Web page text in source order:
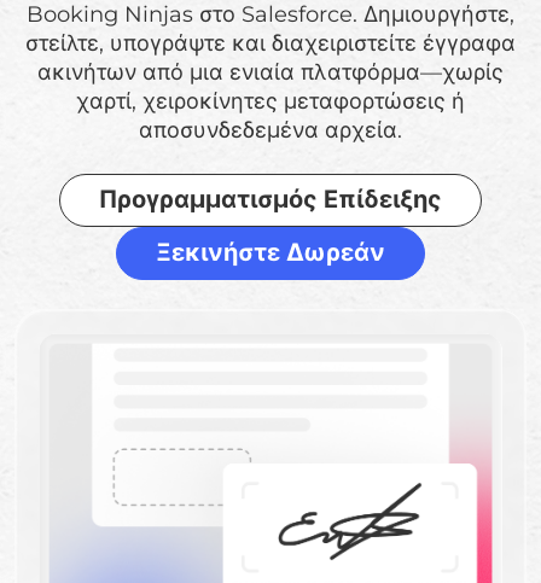
Booking Ninjas στο Salesforce. Δημιουργήστε,
στείλτε, υπογράψτε και διαχειριστείτε έγγραφα
ακινήτων από μια ενιαία πλατφόρμα—χωρίς
χαρτί, χειροκίνητες μεταφορτώσεις ή
αποσυνδεδεμένα αρχεία.
Προγραμματισμός Επίδειξης
Ξεκινήστε Δωρεάν